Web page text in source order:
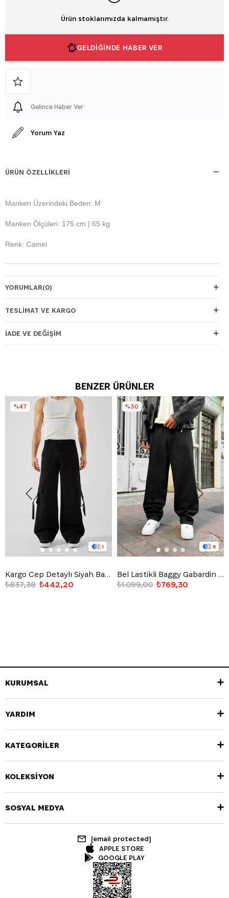
Ürün stoklarımızda kalmamıştır.
GELDİĞİNDE HABER VER
Gelince Haber Ver
Yorum Yaz
ÜRÜN ÖZELLIKLERI
Manken Üzerindeki Beden: M
Manken Ölçüleri: 175 cm | 65 kg
Renk: Camel
YORUMLAR(0)
TESLIMAT VE KARGO
İADE VE DEĞIŞIM
BENZER ÜRÜNLER
1
Kargo Cep Detaylı Siyah Baggy Jean
₺442,20
₺837,38
%47
6
Bel Lastikli Baggy Gabardin Pantolon Siyah
₺769,30
₺1.099,00
%30
KURUMSAL
YARDIM
KATEGORİLER
KOLEKSİYON
SOSYAL MEDYA
[email protected]
APPLE STORE
GOOGLE PLAY